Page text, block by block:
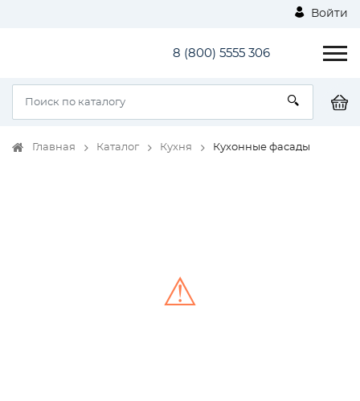
Войти
8 (800) 5555 306
Главная Каталог Кухня Кухонные фасады
⚠